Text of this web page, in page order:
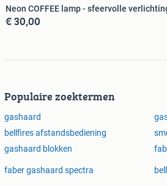
Neon COFFEE lamp - sfeervolle
€ 30,00
Populaire zoektermen
gashaard
bellfires afstandsbediening
gashaard blokken
faber gashaard spectra